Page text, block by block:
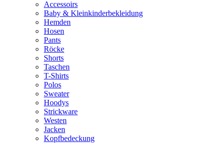
Accessoirs
Baby & Kleinkinderbekleidung
Hemden
Hosen
Pants
Röcke
Shorts
Taschen
T-Shirts
Polos
Sweater
Hoodys
Strickware
Westen
Jacken
Kopfbedeckung